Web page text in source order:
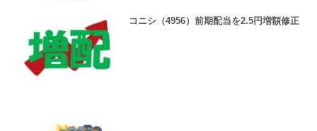
コニシ（4956）前期配当を2.5円増額修正